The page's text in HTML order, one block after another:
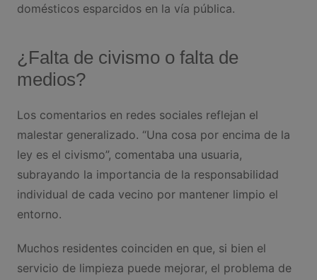
domésticos esparcidos en la vía pública.
¿Falta de civismo o falta de
medios?
Los comentarios en redes sociales reflejan el
malestar generalizado. “Una cosa por encima de la
ley es el civismo”, comentaba una usuaria,
subrayando la importancia de la responsabilidad
individual de cada vecino por mantener limpio el
entorno.
Muchos residentes coinciden en que, si bien el
servicio de limpieza puede mejorar, el problema de